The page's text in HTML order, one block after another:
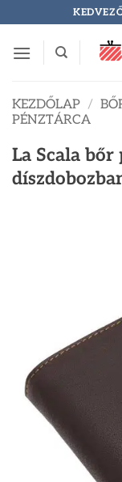
to
content
KEZDŐLAP /
PÉNZTÁRCA
La Scala